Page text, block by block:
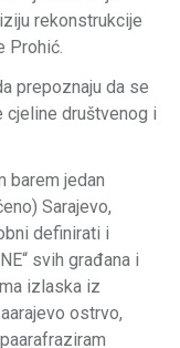
rekonstrukcije
Prohić.
prepoznaju da se
cjeline društvenog i
barem jedan
Sarajevo,
definirati i
svih građana i
izlaska iz
ostrvo,